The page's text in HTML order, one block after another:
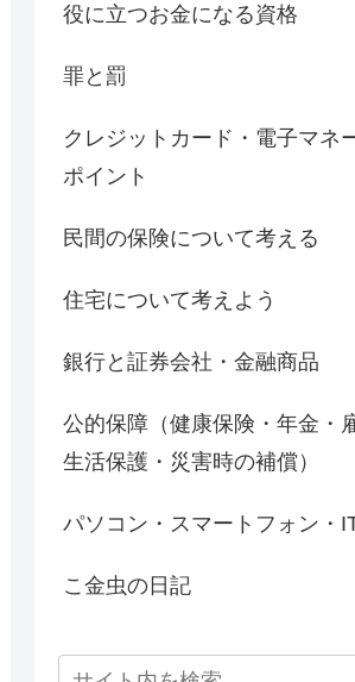
役に立つお金になる資格
罪と罰
クレジットカード・電子マネ
ポイント
民間の保険について考える
住宅について考えよう
銀行と証券会社・金融商品
公的保障（健康保険・年金・
生活保護・災害時の補償）
パソコン・スマートフォン・
こ金虫の日記